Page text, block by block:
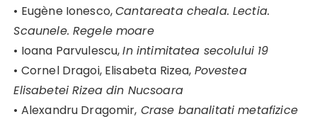
• Eugène Ionesco,Cantareata cheala. Lectia.
Scaunele. Regele moare
• Ioana Parvulescu,In intimitatea secolului 19
• Cornel Dragoi, Elisabeta Rizea, Povestea
Elisabetei Rizea din Nucsoara
• Alexandru Dragomir, Crase banalitati metafizice